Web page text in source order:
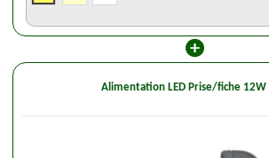
Alimentation LED Prise/fiche 12W